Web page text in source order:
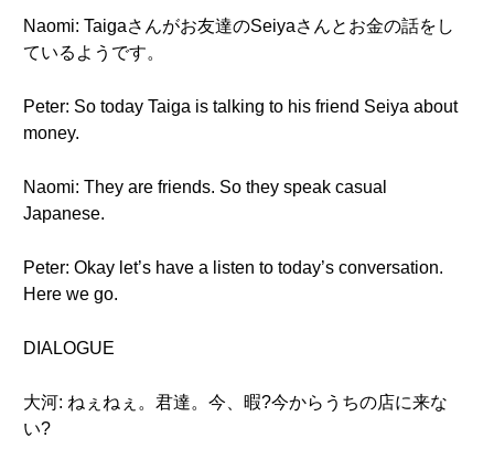
Naomi: Taigaさんがお友達のSeiyaさんとお金の話をし
ているようです。
Peter: So today Taiga is talking to his friend Seiya about
money.
Naomi: They are friends. So they speak casual
Japanese.
Peter: Okay let’s have a listen to today’s conversation.
Here we go.
DIALOGUE
大河: ねぇねぇ。君達。今、暇?今からうちの店に来な
い?